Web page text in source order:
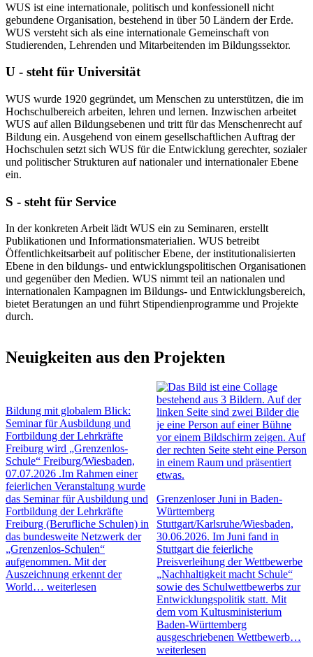
WUS ist eine internationale, politisch und konfessionell nicht
gebundene Organisation, bestehend in über 50 Ländern der Erde.
WUS versteht sich als eine internationale Gemeinschaft von
Studierenden, Lehrenden und Mitarbeitenden im Bildungssektor.
U - steht für Universität
WUS wurde 1920 gegründet, um Menschen zu unterstützen, die im
Hochschulbereich arbeiten, lehren und lernen. Inzwischen arbeitet
WUS auf allen Bildungsebenen und tritt für das Menschenrecht auf
Bildung ein. Ausgehend von einem gesellschaftlichen Auftrag der
Hochschulen setzt sich WUS für die Entwicklung gerechter, sozialer
und politischer Strukturen auf nationaler und internationaler Ebene
ein.
S - steht für Service
In der konkreten Arbeit lädt WUS ein zu Seminaren, erstellt
Publikationen und Informationsmaterialien. WUS betreibt
Öffentlichkeitsarbeit auf politischer Ebene, der institutionalisierten
Ebene in den bildungs- und entwicklungspolitischen Organisationen
und gegenüber den Medien. WUS nimmt teil an nationalen und
internationalen Kampagnen im Bildungs- und Entwicklungsbereich,
bietet Beratungen an und führt Stipendienprogramme und Projekte
durch.
Neuigkeiten aus den Projekten
Bildung mit globalem Blick:
Seminar für Ausbildung und
Fortbildung der Lehrkräfte
Freiburg wird „Grenzenlos-
Schule“ Freiburg/Wiesbaden,
07.07.2026 .Im Rahmen einer
feierlichen Veranstaltung wurde
das Seminar für Ausbildung und
Fortbildung der Lehrkräfte
Freiburg (Berufliche Schulen) in
das bundesweite Netzwerk der
„Grenzenlos-Schulen“
aufgenommen. Mit der
Auszeichnung erkennt der
World… weiterlesen
Grenzenloser Juni in Baden-
Württemberg
Stuttgart/Karlsruhe/Wiesbaden,
30.06.2026. Im Juni fand in
Stuttgart die feierliche
Preisverleihung der Wettbewerbe
„Nachhaltigkeit macht Schule“
sowie des Schulwettbewerbs zur
Entwicklungspolitik statt. Mit
dem vom Kultusministerium
Baden-Württemberg
ausgeschriebenen Wettbewerb…
weiterlesen